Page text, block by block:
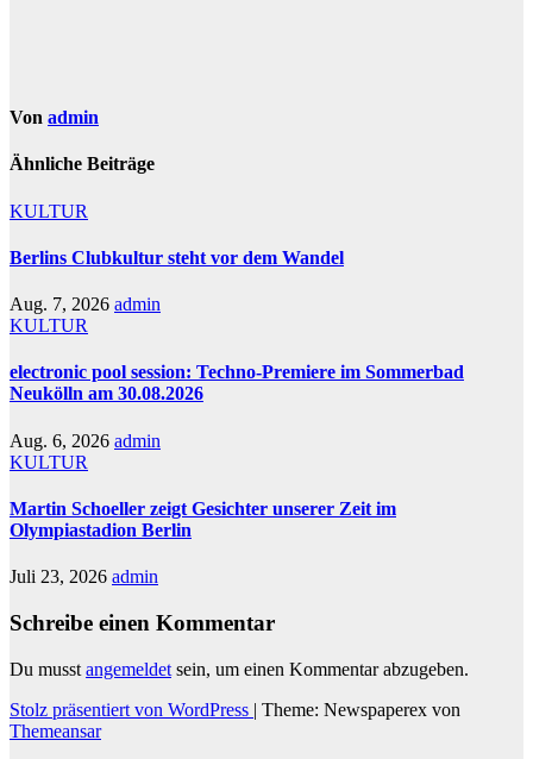
Von admin
Ähnliche Beiträge
KULTUR
Berlins Clubkultur steht vor dem Wandel
Aug. 7, 2026 admin
KULTUR
electronic pool session: Techno-Premiere im Sommerbad
Neukölln am 30.08.2026
Aug. 6, 2026 admin
KULTUR
Martin Schoeller zeigt Gesichter unserer Zeit im
Olympiastadion Berlin
Juli 23, 2026 admin
Schreibe einen Kommentar
Du musst angemeldet sein, um einen Kommentar abzugeben.
Stolz präsentiert von WordPress | Theme: Newspaperex von
Themeansar